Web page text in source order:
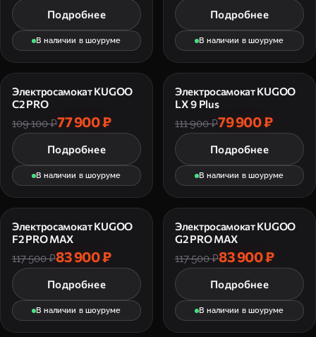
Подробнее
В наличии в шоуруме
Подробнее
В наличии в шоуруме
Электросамокат KUGOO
C2 PRO
109 100 ₽77 900 ₽
Подробнее
В наличии в шоуруме
Электросамокат KUGOO
LX 9 Plus
111 900 ₽79 900 ₽
Подробнее
В наличии в шоуруме
Электросамокат KUGOO
F2 PRO MAX
117 500 ₽83 900 ₽
Подробнее
В наличии в шоуруме
Электросамокат KUGOO
G2 PRO MAX
117 500 ₽83 900 ₽
Подробнее
В наличии в шоуруме